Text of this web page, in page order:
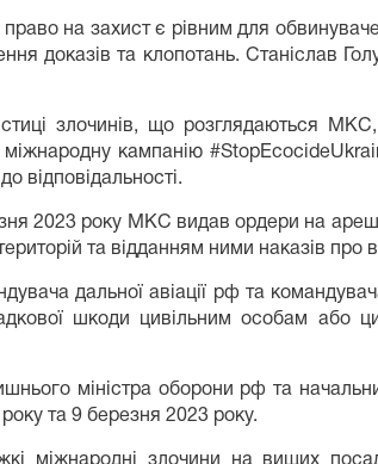
на захист є рівним для
доказів та клопотань. Станіслав
злочинів, що розглядаються
міжнародну кампанію
відповідальності.
2023 року МКС видав ордери на
та відданням ними наказів
дальної авіації рф та
шкоди цивільним особам або
міністра оборони рф та
року та 9 березня 2023 року.
міжнародні злочини на вищих